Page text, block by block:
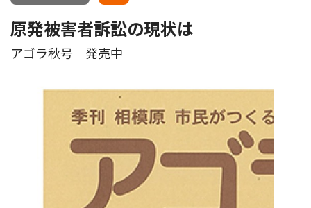
原発被害者訴訟の現状は
アゴラ秋号 発売中